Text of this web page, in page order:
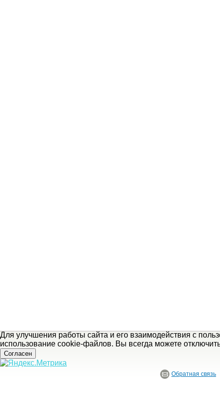
Для улучшения работы сайта и его взаимодействия с
использование cookie-файлов. Вы всегда можете
Согласен
Обратная связь